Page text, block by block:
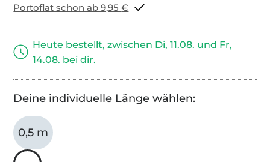
Portoflat schon ab 9,95 €
Heute bestellt, zwischen Di, 11.08. und Fr,
14.08. bei dir.
Deine individuelle Länge wählen:
0,5 m